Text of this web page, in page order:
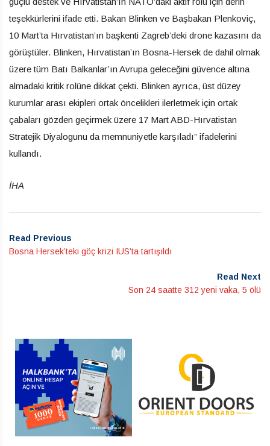
teşekkürlerini ifade etti. Bakan Blinken ve Başbakan Plenkoviç,
10 Mart’ta Hırvatistan’ın başkenti Zagreb’deki drone kazasını da
görüştüler. Blinken, Hırvatistan’ın Bosna-Hersek de dahil olmak
üzere tüm Batı Balkanlar’ın Avrupa geleceğini güvence altına
almadaki kritik rolüne dikkat çekti. Blinken ayrıca, üst düzey
kurumlar arası ekipleri ortak öncelikleri ilerletmek için ortak
çabaları gözden geçirmek üzere 17 Mart ABD-Hırvatistan
Stratejik Diyalogunu da memnuniyetle karşıladı” ifadelerini
kullandı.
İHA
Read Previous
Bosna Hersek’teki göç krizi IUS’ta tartışıldı
Read Next
Son 24 saatte 312 yeni vaka, 5 ölü